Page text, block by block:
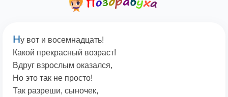
Hу вот и восемнадцать!
Какой прекрасный возраст!
Вдруг взрослым оказался,
Hо это так не просто!
Так разреши, сыночек,